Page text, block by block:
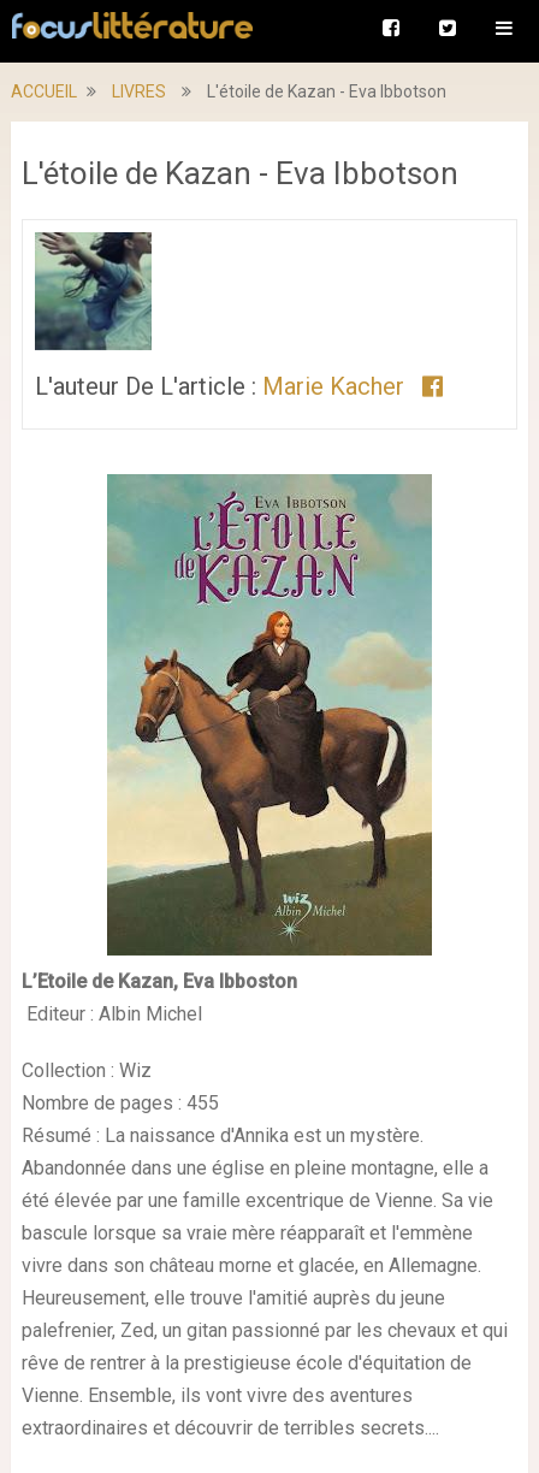
ACCUEIL LIVRES L'étoile de Kazan - Eva Ibbotson
L'étoile de Kazan - Eva Ibbotson
L'auteur De L'article : Marie Kacher
L’Etoile de Kazan, Eva Ibboston
Editeur : Albin Michel
Collection : Wiz
Nombre de pages : 455
Résumé : La naissance d'Annika est un mystère.
Abandonnée dans une église en pleine montagne, elle a
été élevée par une famille excentrique de Vienne. Sa vie
bascule lorsque sa vraie mère réapparaît et l'emmène
vivre dans son château morne et glacée, en Allemagne.
Heureusement, elle trouve l'amitié auprès du jeune
palefrenier, Zed, un gitan passionné par les chevaux et qui
rêve de rentrer à la prestigieuse école d'équitation de
Vienne. Ensemble, ils vont vivre des aventures
extraordinaires et découvrir de terribles secrets....